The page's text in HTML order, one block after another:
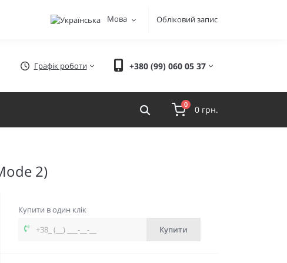
Мова Обліковий запис
Графік роботи +380 (99) 060 05 37
0 0 грн.
2)
Купити в один клік
Купити